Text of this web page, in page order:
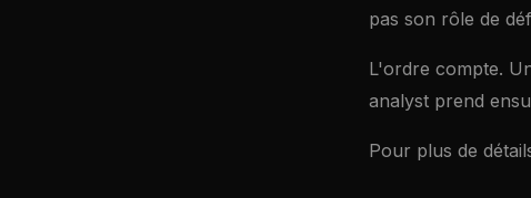
pas son rôle de
L'ordre compte.
analyst prend
Pour plus de